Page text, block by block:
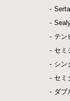
テン
セミ
シン
セミ
ダブ